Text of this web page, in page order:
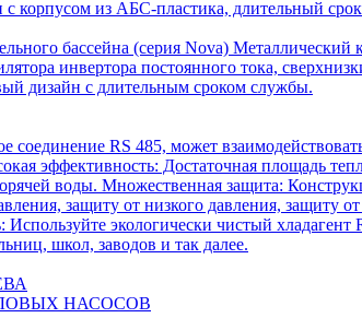
корпусом из АБС-пластика, длительный
бассейна (серия Nova)
инвертора постоянного тока,
дизайн с длительным сроком службы.
RS 485, может
эффективность: Достаточная площадь
воды. Множественная защита:
защиту от низкого давления, защиту
Используйте экологически чистый
школ, заводов и так далее.
НАСОСОВ